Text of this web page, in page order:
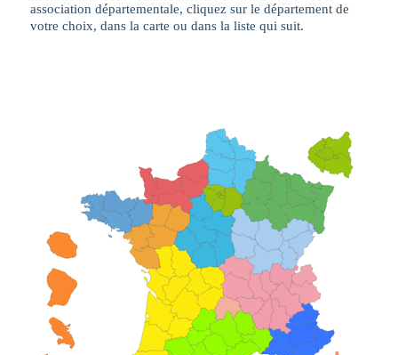
association départementale, cliquez sur le département de
votre choix, dans la carte ou dans la liste qui suit.